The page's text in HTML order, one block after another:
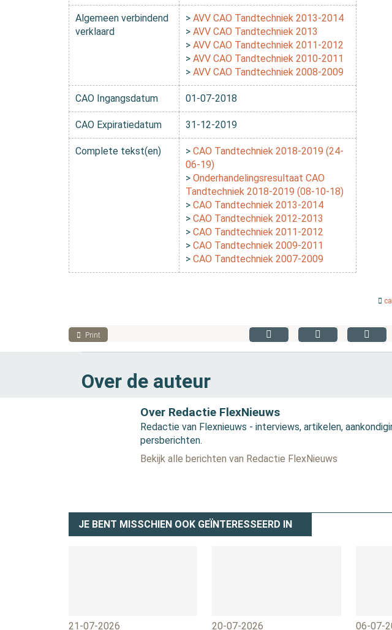
Algemeen verbindend
verklaard
> AVV CAO Tandtechniek 2013-2014
> AVV CAO Tandtechniek 2013
> AVV CAO Tandtechniek 2011-2012
> AVV CAO Tandtechniek 2010-2011
> AVV CAO Tandtechniek 2008-2009
CAO Ingangsdatum 01-07-2018
CAO Expiratiedatum 31-12-2019
Complete tekst(en) > CAO Tandtechniek 2018-2019 (24-
06-19)
> Onderhandelingsresultaat CAO
Tandtechniek 2018-2019 (08-10-18)
> CAO Tandtechniek 2013-2014
> CAO Tandtechniek 2012-2013
> CAO Tandtechniek 2011-2012
> CAO Tandtechniek 2009-2011
> CAO Tandtechniek 2007-2009
Print
Over de auteur
Over Redactie FlexNieuws
Redactie van Flexnieuws - interviews, artikelen,
persberichten.
Bekijk alle berichten van Redactie FlexNieuws
JE BENT MISSCHIEN OOK GEÏNTERESSEERD IN
21-07-2026 20-07-2026 06-07-